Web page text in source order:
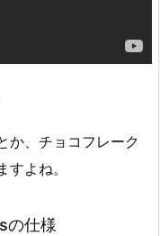
か、チョコフレーク
よね。
の仕様